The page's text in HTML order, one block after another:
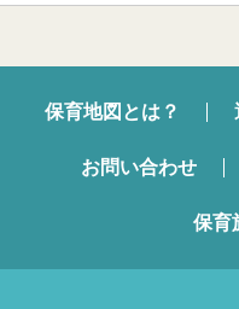
保育地図とは？
お問い合わせ
保育